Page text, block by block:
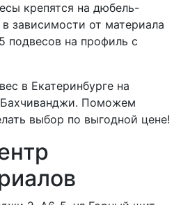
крепятся на дюбель-
зависимости от материала
подвесов на профиль с
в Екатеринбурге на
Поможем
выбор по выгодной цене!